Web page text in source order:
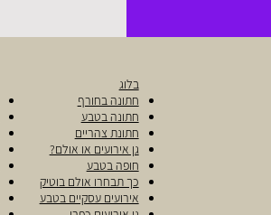
בלוג
חתונה בחורף
חתונה בטבע
חתונת צהריים
גן אירועים או אולם?
חופה בטבע
כך תבחרו אולם בוטיק
אירועים עסקיים בטבע